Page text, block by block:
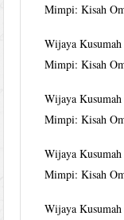
Mimpi: Kisah
Wijaya Kusumah
Mimpi: Kisah
Wijaya Kusumah
Mimpi: Kisah
Wijaya Kusumah
Mimpi: Kisah
Wijaya Kusumah